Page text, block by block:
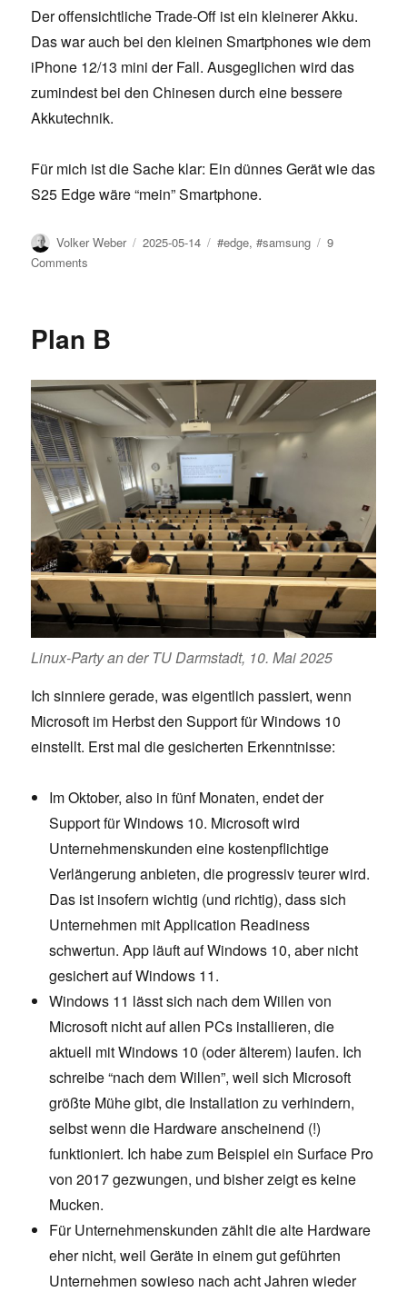
Der offensichtliche Trade-Off ist ein kleinerer Akku.
Das war auch bei den kleinen Smartphones wie dem
iPhone 12/13 mini der Fall. Ausgeglichen wird das
zumindest bei den Chinesen durch eine bessere
Akkutechnik.
Für mich ist die Sache klar: Ein dünnes Gerät wie das
S25 Edge wäre “mein” Smartphone.
Author
Volker Weber
Posted
2025-05-14 Tags
#edge,#samsung
9
Comments
Plan B
Linux-Party an der TU Darmstadt, 10. Mai 2025
Ich sinniere gerade, was eigentlich passiert, wenn
Microsoft im Herbst den Support für Windows 10
einstellt. Erst mal die gesicherten Erkenntnisse:
Im Oktober, also in fünf Monaten, endet der
Support für Windows 10. Microsoft wird
Unternehmenskunden eine kostenpflichtige
Verlängerung anbieten, die progressiv teurer wird.
Das ist insofern wichtig (und richtig), dass sich
Unternehmen mit Application Readiness
schwertun. App läuft auf Windows 10, aber nicht
gesichert auf Windows 11.
Windows 11 lässt sich nach dem Willen von
Microsoft nicht auf allen PCs installieren, die
aktuell mit Windows 10 (oder älterem) laufen. Ich
schreibe “nach dem Willen”, weil sich Microsoft
größte Mühe gibt, die Installation zu verhindern,
selbst wenn die Hardware anscheinend (!)
funktioniert. Ich habe zum Beispiel ein Surface Pro
von 2017 gezwungen, und bisher zeigt es keine
Mucken.
Für Unternehmenskunden zählt die alte Hardware
eher nicht, weil Geräte in einem gut geführten
Unternehmen sowieso nach acht Jahren wieder